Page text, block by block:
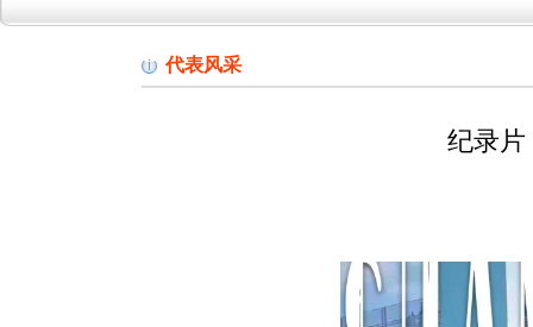
代表风采
纪录片